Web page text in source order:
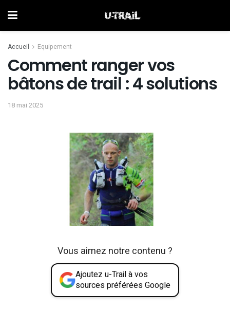
Accueil Equipement
Comment ranger vos
bâtons de trail : 4 solutions
18 mai 2025
Vous aimez notre contenu ?
Ajoutez u-Trail à vos
sources préférées Google